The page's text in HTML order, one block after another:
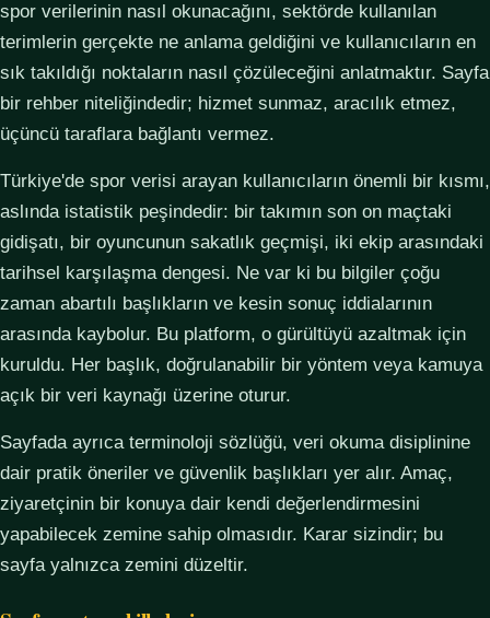
spor verilerinin nasıl okunacağını, sektörde kullanılan
terimlerin gerçekte ne anlama geldiğini ve kullanıcıların en
sık takıldığı noktaların nasıl çözüleceğini anlatmaktır. Sayfa
bir rehber niteliğindedir; hizmet sunmaz, aracılık etmez,
üçüncü taraflara bağlantı vermez.
Türkiye'de spor verisi arayan kullanıcıların önemli bir kısmı,
aslında istatistik peşindedir: bir takımın son on maçtaki
gidişatı, bir oyuncunun sakatlık geçmişi, iki ekip arasındaki
tarihsel karşılaşma dengesi. Ne var ki bu bilgiler çoğu
zaman abartılı başlıkların ve kesin sonuç iddialarının
arasında kaybolur. Bu platform, o gürültüyü azaltmak için
kuruldu. Her başlık, doğrulanabilir bir yöntem veya kamuya
açık bir veri kaynağı üzerine oturur.
Sayfada ayrıca terminoloji sözlüğü, veri okuma disiplinine
dair pratik öneriler ve güvenlik başlıkları yer alır. Amaç,
ziyaretçinin bir konuya dair kendi değerlendirmesini
yapabilecek zemine sahip olmasıdır. Karar sizindir; bu
sayfa yalnızca zemini düzeltir.